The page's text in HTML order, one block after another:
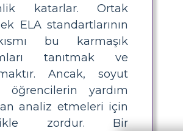
katarlar. Ortak
ELA standartlarının
bu karmaşık
tanıtmak ve
Ancak, soyut
öğrencilerin yardım
analiz etmeleri için
zordur. Bir